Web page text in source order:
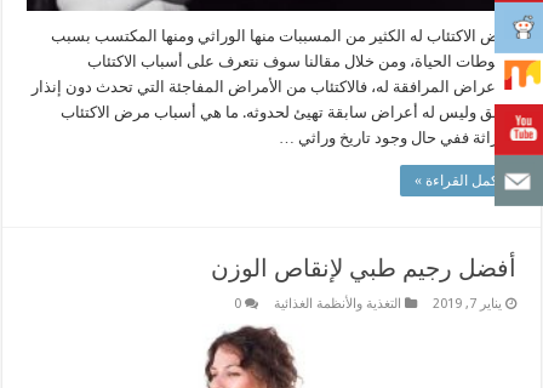
مرض الاكتئاب له الكثير من المسببات منها الوراثي ومنها المكتسب بسبب
ضغوطات الحياة، ومن خلال مقالنا سوف نتعرف على أسباب الاكتئاب
والأعراض المرافقة له، فالاكتئاب من الأمراض المفاجئة التي تحدث دون إنذار
سابق وليس له أعراض سابقة تهيئ لحدوثه. ما هي أسباب مرض الاكتئاب
الوراثة ففي حال وجود تاريخ وراثي …
أكمل القراءة »
أفضل رجيم طبي لإنقاص الوزن
يناير 7, 2019 التغذية والأنظمة الغذائية 0